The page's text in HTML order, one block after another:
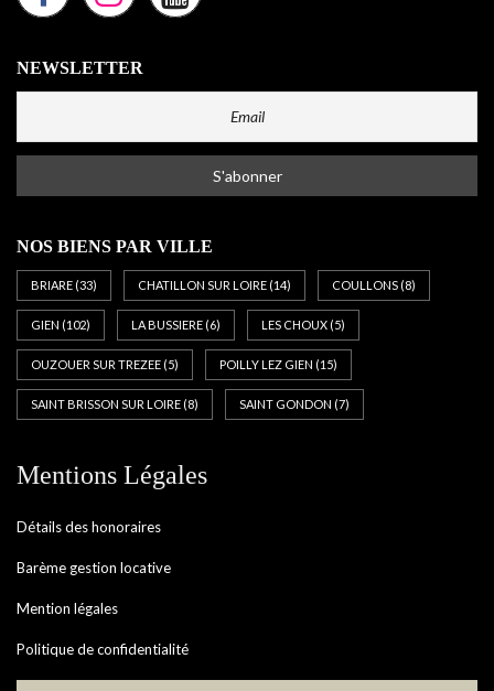
NEWSLETTER
NOS BIENS PAR VILLE
BRIARE (33) CHATILLON SUR LOIRE (14) COULLONS (8)
GIEN (102) LA BUSSIERE (6) LES CHOUX (5)
OUZOUER SUR TREZEE (5) POILLY LEZ GIEN (15)
SAINT BRISSON SUR LOIRE (8) SAINT GONDON (7)
Mentions Légales
Détails des honoraires
Barème gestion locative
Mention légales
Politique de confidentialité